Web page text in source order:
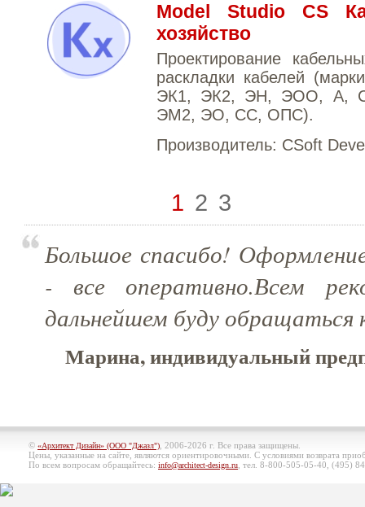
Model Studio CS
хозяйство
Проектирование
раскладки кабелей
ЭК1, ЭК2, ЭН, ЭОО, А,
ЭМ2, ЭО, СС, ОПС).
Производитель: CSoft
1 2 3
Большое спасибо!
- все оперативно.Всем
дальнейшем буду
Марина, индивидуальный
© «Архитект Дизайн» (ООО "Джазл") , 2006-2026 г. Все права защищены.
Цены, указанные на сайте, являются ориентировочными. С условиями возврата
По всем вопросам обращайтесь: info@architect-design.ru , тел. 8-800-505-05-40, (495)